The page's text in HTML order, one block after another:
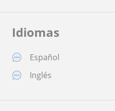
Idiomas
Español
Inglés